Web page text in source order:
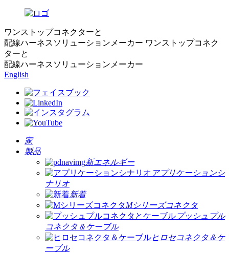
ワンストップコネクターと
配線ハーネスソリューションメーカー ワンストップコネク
ターと
配線ハーネスソリューションメーカー
English
家
製品
新エネルギー
アプリケーションシ
ナリオ
新着
Mシリーズコネクタ
プッシュプル
コネクタ＆ケーブル
ヒロセコネクタ＆ケ
ーブル